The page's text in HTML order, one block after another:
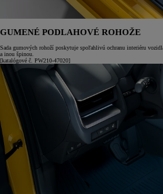
GUMENÉ PODLAHOVÉ ROHOŽE
Sada gumových rohoží poskytuje spoľahlivú ochranu interiéru
a inou špinou.
[katalógové č. PW210-47020]